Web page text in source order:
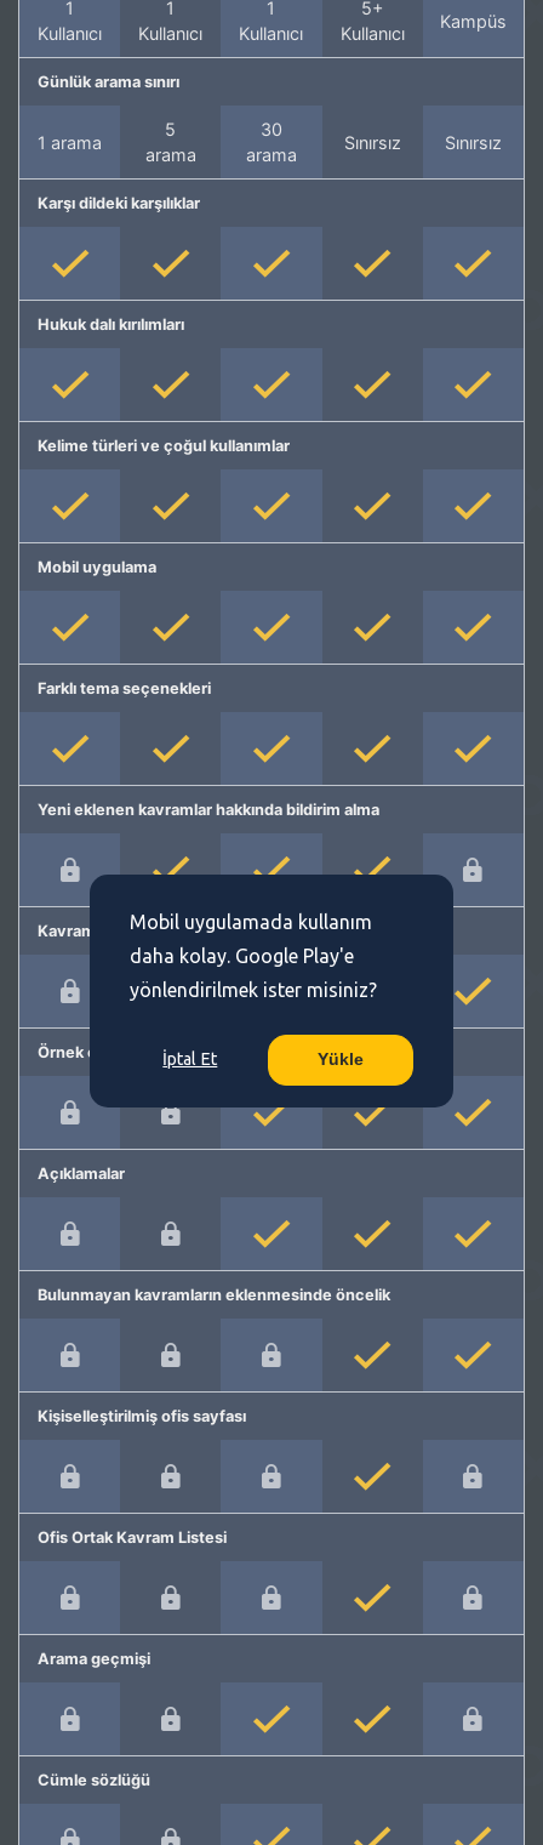
1
Kullanıcı
1
Kullanıcı
1
Kullanıcı
5+
Kullanıcı
Kampüs
Günlük arama sınırı
1 arama
5
arama
30
arama
Sınırsız Sınırsız
Karşı dildeki karşılıklar
Hukuk dalı kırılımları
Kelime türleri ve çoğul kullanımlar
Mobil uygulama
Farklı tema seçenekleri
Yeni eklenen kavramlar hakkında bildirim alma
Kavram önerme
Örnek cümleler
Açıklamalar
Bulunmayan kavramların eklenmesinde öncelik
Kişiselleştirilmiş ofis sayfası
Ofis Ortak Kavram Listesi
Arama geçmişi
Cümle sözlüğü
Mobil uygulamada kullanım
daha kolay. Google Play'e
yönlendirilmek ister misiniz?
İptal Et Yükle